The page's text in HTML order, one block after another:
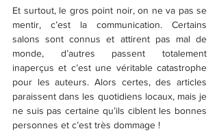
Et surtout, le gros point noir, on ne va pas se
mentir, c’est la communication. Certains
salons sont connus et attirent pas mal de
monde, d’autres passent totalement
inaperçus et c’est une véritable catastrophe
pour les auteurs. Alors certes, des articles
paraissent dans les quotidiens locaux, mais je
ne suis pas certaine qu’ils ciblent les bonnes
personnes et c’est très dommage !